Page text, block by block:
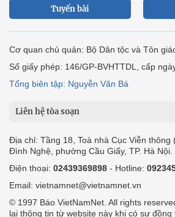
Tuyến bài
Cơ quan chủ quản: Bộ Dân tộc và Tôn
Số giấy phép: 146/GP-BVHTTDL, cấp
Tổng biên tập: Nguyễn Văn Bá
Liên hệ tòa soạn
Địa chỉ: Tầng 18, Toà nhà Cục Viễn thông
Đình Nghệ, phường Cầu Giấy, TP. Hà Nội.
Điện thoại: 02439369898 - Hotline:
Email: vietnamnet@vietnamnet.vn
© 1997 Báo VietNamNet. All rights
lại thông tin từ website này khi có sự đồng